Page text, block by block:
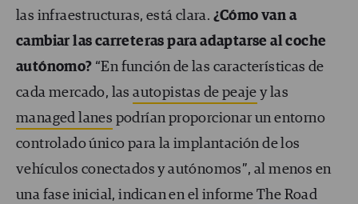
las infraestructuras, está clara. ¿Cómo van a
cambiar las carreteras para adaptarse al coche
autónomo? “En función de las características de
cada mercado, lasautopistas de peaje y las
managed lanes podrían proporcionar un entorno
controlado único para la implantación de los
vehículos conectados y autónomos”, al menos en
una fase inicial, indican en el informe The Road